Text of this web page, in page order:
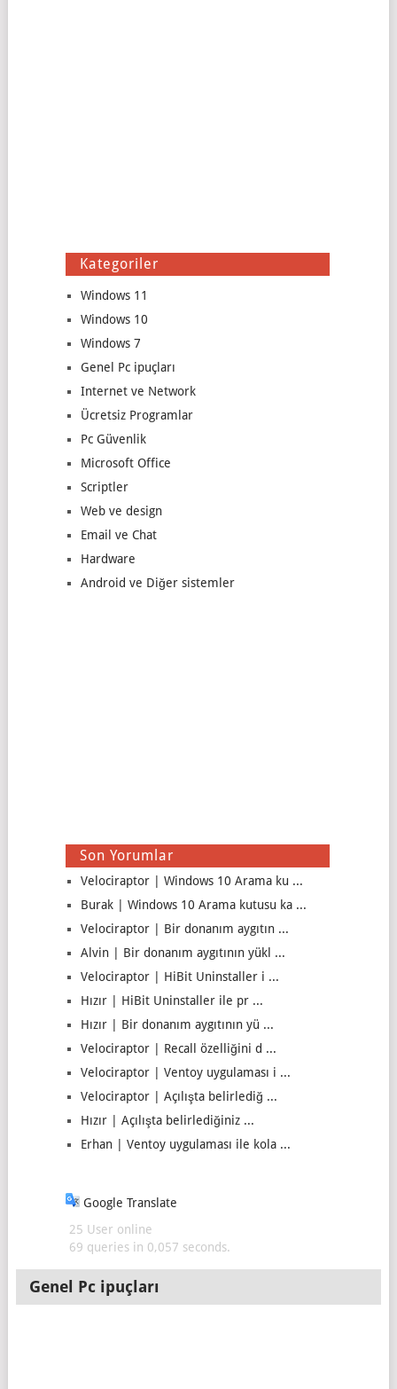
Kategoriler
Windows 11
Windows 10
Windows 7
Genel Pc ipuçları
Internet ve Network
Ücretsiz Programlar
Pc Güvenlik
Microsoft Office
Scriptler
Web ve design
Email ve Chat
Hardware
Android ve Diğer sistemler
Son Yorumlar
Velociraptor | Windows 10 Arama ku ...
Burak | Windows 10 Arama kutusu ka ...
Velociraptor | Bir donanım aygıtın ...
Alvin | Bir donanım aygıtının yükl ...
Velociraptor | HiBit Uninstaller i ...
Hızır | HiBit Uninstaller ile pr ...
Hızır | Bir donanım aygıtının yü ...
Velociraptor | Recall özelliğini d ...
Velociraptor | Ventoy uygulaması i ...
Velociraptor | Açılışta belirlediğ ...
Hızır | Açılışta belirlediğiniz ...
Erhan | Ventoy uygulaması ile kola ...
Google Translate
25 User online
69 queries in 0,057 seconds.
Genel Pc ipuçları